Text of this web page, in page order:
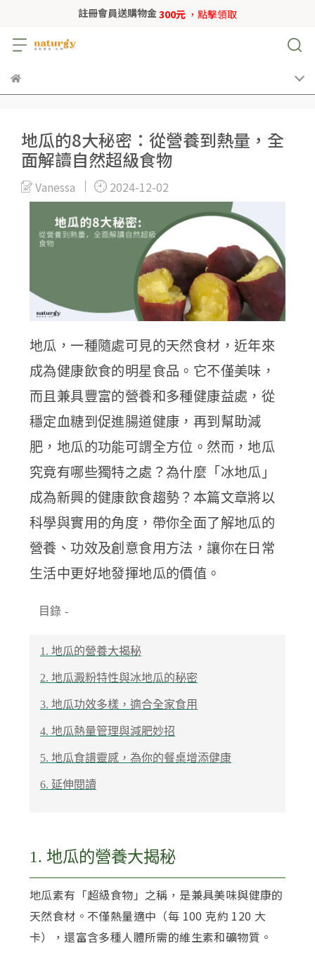
註冊會員送購物金300元 ，點擊領取
地瓜的8大秘密：從營養到熱量，全
面解讀自然超級食物
Vanessa 2024-12-02
地瓜，一種隨處可見的天然食材，近年來
成為健康飲食的明星食品。它不僅美味，
而且兼具豐富的營養和多種健康益處，從
穩定血糖到促進腸道健康，再到幫助減
肥，地瓜的功能可謂全方位。然而，地瓜
究竟有哪些獨特之處？為什麼「冰地瓜」
成為新興的健康飲食趨勢？本篇文章將以
科學與實用的角度，帶你全面了解地瓜的
營養、功效及創意食用方法，讓你在日常
生活中更好地發揮地瓜的價值。
目錄 -
1. 地瓜的營養大揭秘
2. 地瓜澱粉特性與冰地瓜的秘密
3. 地瓜功效多樣，適合全家食用
4. 地瓜熱量管理與減肥妙招
5. 地瓜食譜靈感，為你的餐桌增添健康
6. 延伸閱讀
1. 地瓜的營養大揭秘
地瓜素有「超級食物」之稱，是兼具美味與健康的
天然食材。不僅熱量適中（每 100 克約 120 大
卡），還富含多種人體所需的維生素和礦物質。